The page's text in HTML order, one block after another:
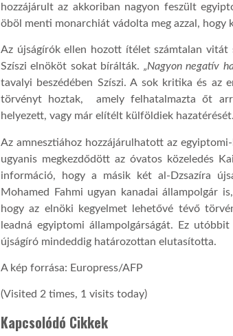
hozzájárult az akkoriban nagyon feszült
öböl menti monarchiát vádolta meg azzal, hogy
Az újságírók ellen hozott ítélet számtalan
Szíszi elnököt sokat bírálták. „Nagyon negatív
tavalyi beszédében Szíszi. A sok kritika és az
törvényt hoztak, amely felhatalmazta őt
helyezett, vagy már elítélt külföldiek hazatérését.
Az amnesztiához hozzájárulhatott az
ugyanis megkezdődött az óvatos közeledés
információ, hogy a másik két al-Dzsazíra
Mohamed Fahmi ugyan kanadai állampolgár
hogy az elnöki kegyelmet lehetővé tévő
leadná egyiptomi állampolgárságát. Ez
újságíró mindeddig határozottan elutasította.
A kép forrása: Europress/AFP
(Visited 2 times, 1 visits today)
Kapcsolódó Cikkek